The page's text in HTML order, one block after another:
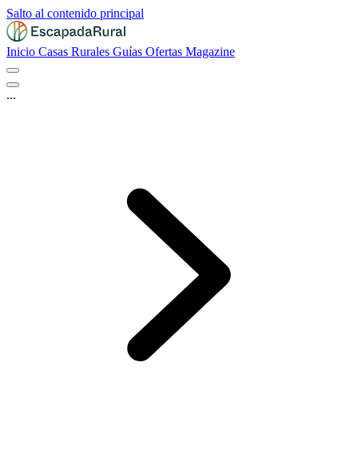
Salto al contenido principal
Inicio Casas Rurales Guías Ofertas Magazine
...